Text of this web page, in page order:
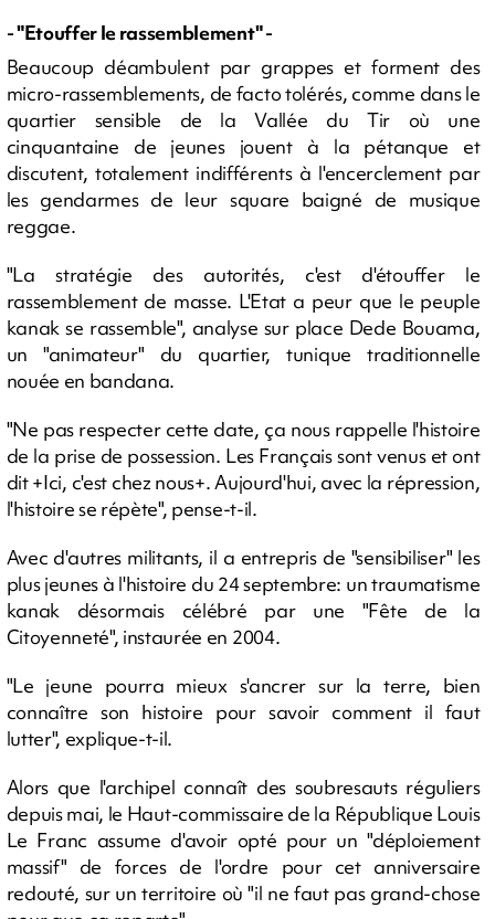
- "Etouffer le rassemblement" -
Beaucoup déambulent par grappes et forment des
micro-rassemblements, de facto tolérés, comme dans le
quartier sensible de la Vallée du Tir où une
cinquantaine de jeunes jouent à la pétanque et
discutent, totalement indifférents à l'encerclement par
les gendarmes de leur square baigné de musique
reggae.
"La stratégie des autorités, c'est d'étouffer le
rassemblement de masse. L'Etat a peur que le peuple
kanak se rassemble", analyse sur place Dede Bouama,
un "animateur" du quartier, tunique traditionnelle
nouée en bandana.
"Ne pas respecter cette date, ça nous rappelle l'histoire
de la prise de possession. Les Français sont venus et ont
dit +Ici, c'est chez nous+. Aujourd'hui, avec la répression,
l'histoire se répète", pense-t-il.
Avec d'autres militants, il a entrepris de "sensibiliser" les
plus jeunes à l'histoire du 24 septembre: un traumatisme
kanak désormais célébré par une "Fête de la
Citoyenneté", instaurée en 2004.
"Le jeune pourra mieux s'ancrer sur la terre, bien
connaître son histoire pour savoir comment il faut
lutter", explique-t-il.
Alors que l'archipel connaît des soubresauts réguliers
depuis mai, le Haut-commissaire de la République Louis
Le Franc assume d'avoir opté pour un "déploiement
massif" de forces de l'ordre pour cet anniversaire
redouté, sur un territoire où "il ne faut pas grand-chose